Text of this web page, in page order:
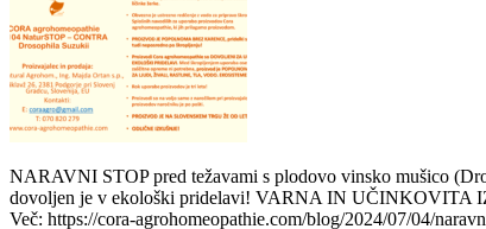
NARAVNI STOP pred težavami s plodovo vinsko mušico
dovoljen je v ekološki pridelavi! VARNA IN UČINKOVITA
Več: https://cora-agrohomeopathie.com/blog/2024/07/04/